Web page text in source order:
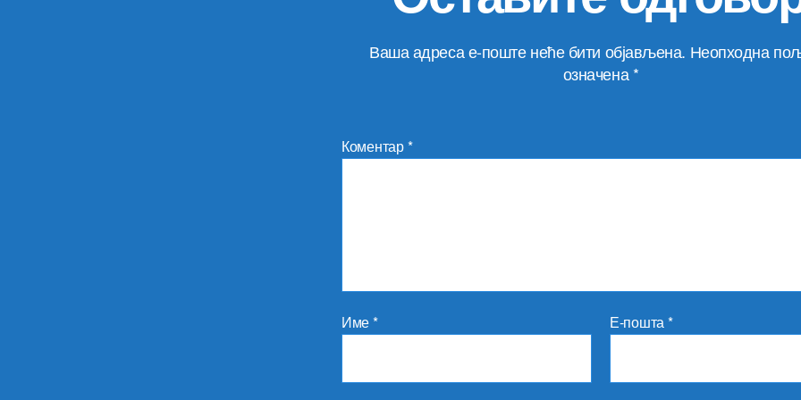
Ваша адреса е-поште неће бити објављена. Неопходна
означена *
Коментар*
Име* Е-пошта*